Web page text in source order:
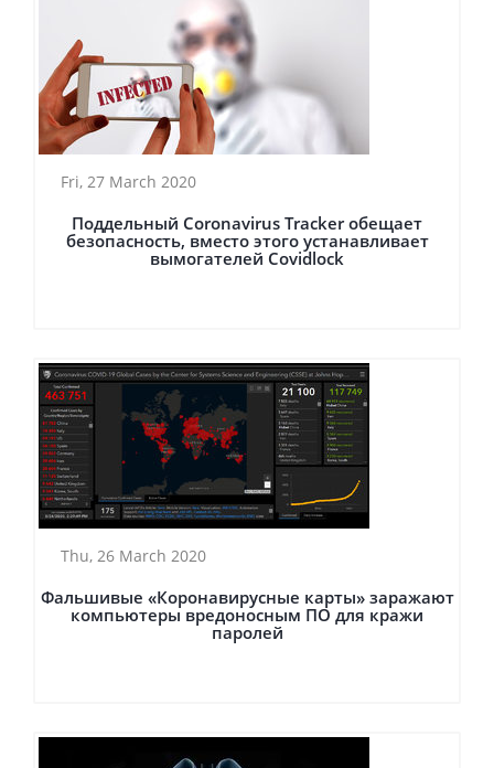
Fri, 27 March 2020
Поддельный Coronavirus Tracker обещает
безопасность, вместо этого устанавливает
вымогателей Covidlock
Thu, 26 March 2020
Фальшивые «Коронавирусные карты» заражают
компьютеры вредоносным ПО для кражи
паролей